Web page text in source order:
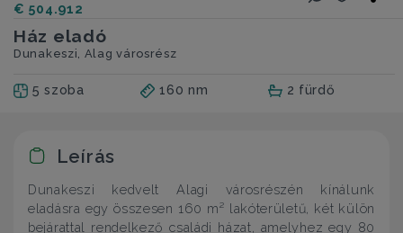
€ 504.912
Ház eladó
Dunakeszi, Alag városrész
5 szoba 160 nm 2 fürdő
Leírás
Dunakeszi kedvelt Alagi városrészén kínálunk
eladásra egy összesen 160 m² lakóterületű, két külön
bejárattal rendelkező családi házat, amelyhez egy 80